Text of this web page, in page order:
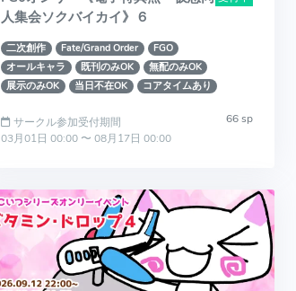
人集会ソクバイカイ》６
二次創作 Fate/Grand Order
FGO
オールキャラ
既刊のみOK
無配のみOK
展示のみOK
当日不在OK コアタイムあり
66 sp
サークル参加受付期間
03月01日 00:00 〜 08月17日 00:00